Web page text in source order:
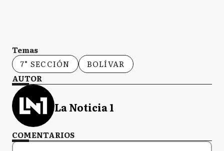
Temas
7° SECCIÓN
BOLÍVAR
AUTOR
La Noticia 1
COMENTARIOS